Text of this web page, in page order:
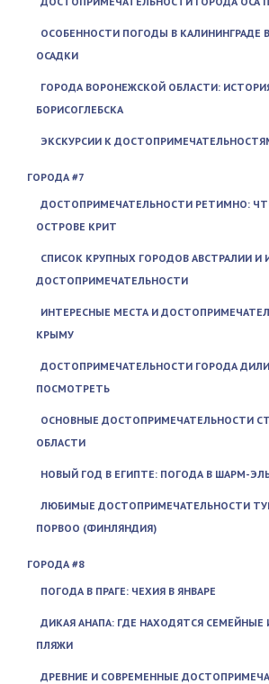
ОСОБЕННОСТИ ПОГОДЫ В КАЛИНИНГРАДЕ
ОСАДКИ
ГОРОДА ВОРОНЕЖСКОЙ ОБЛАСТИ:
БОРИСОГЛЕБСКА
ЭКСКУРСИИ К
ГОРОДА #7
ДОСТОПРИМЕЧАТЕЛЬНОСТИ РЕТИМНО:
ОСТРОВЕ КРИТ
СПИСОК КРУПНЫХ ГОРОДОВ АВСТРАЛИИ И
ДОСТОПРИМЕЧАТЕЛЬНОСТИ
ИНТЕРЕСНЫЕ МЕСТА И
КРЫМУ
ДОСТОПРИМЕЧАТЕЛЬНОСТИ ГОРОДА
ПОСМОТРЕТЬ
ОСНОВНЫЕ ДОСТОПРИМЕЧАТЕЛЬНОСТИ
ОБЛАСТИ
НОВЫЙ ГОД В ЕГИПТЕ: ПОГОДА В ШАРМ-
ЛЮБИМЫЕ ДОСТОПРИМЕЧАТЕЛЬНОСТИ
ПОРВОО (ФИНЛЯНДИЯ)
ГОРОДА #8
ПОГОДА В ПРАГЕ: ЧЕХИЯ В ЯНВАРЕ
ДИКАЯ АНАПА: ГДЕ НАХОДЯТСЯ СЕМЕЙНЫЕ
ПЛЯЖИ
ДРЕВНИЕ И СОВРЕМЕННЫЕ